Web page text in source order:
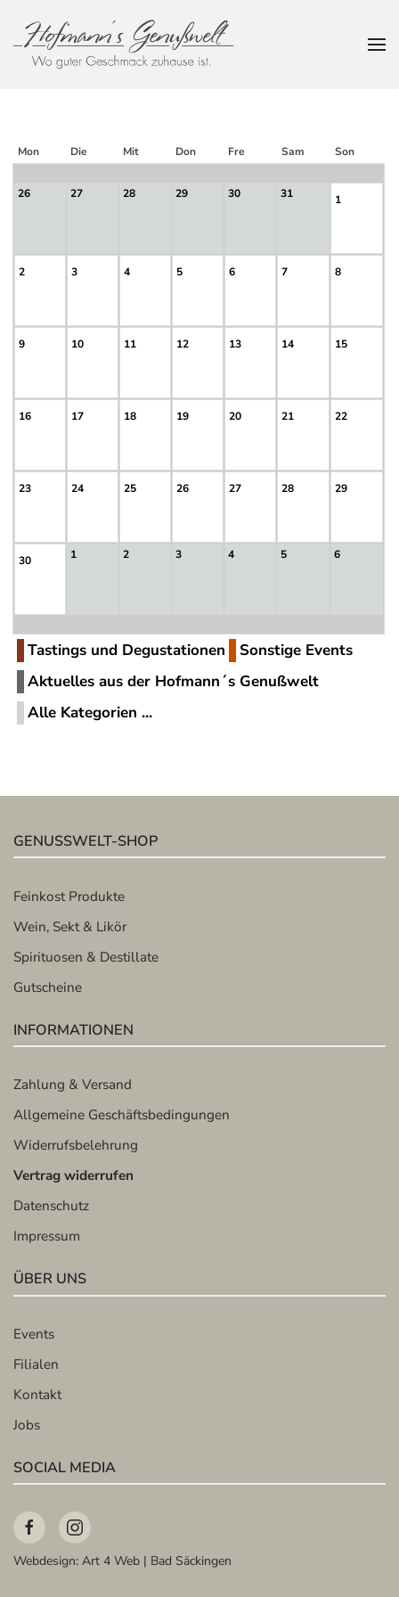
Zum Hauptinhalt springen
Mon Die Mit Don Fre Sam Son
26 27 28 29 30 31 1
2 3 4 5 6 7 8
9 10 11 12 13 14 15
16 17 18 19 20 21 22
23 24 25 26 27 28 29
30 1 2 3 4 5 6
Tastings und Degustationen
Sonstige Events
Aktuelles aus der Hofmann´s Genußwelt
Alle Kategorien ...
GENUSSWELT-SHOP
Feinkost Produkte
Wein, Sekt & Likör
Spirituosen & Destillate
Gutscheine
INFORMATIONEN
Zahlung & Versand
Allgemeine Geschäftsbedingungen
Widerrufsbelehrung
Vertrag widerrufen
Datenschutz
Impressum
ÜBER UNS
Events
Filialen
Kontakt
Jobs
SOCIAL MEDIA
Webdesign: Art 4 Web | Bad Säckingen